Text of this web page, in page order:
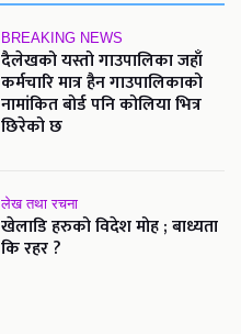
BREAKING NEWS
दैलेखको यस्तो गाउपालिका जहाँ
कर्मचारि मात्र हैन गाउपालिकाको
नामांकित बोर्ड पनि कोलिया भित्र
छिरेको छ
लेख तथा रचना
खेलाडि हरुको विदेश मोह ; बाध्यता
कि रहर ?